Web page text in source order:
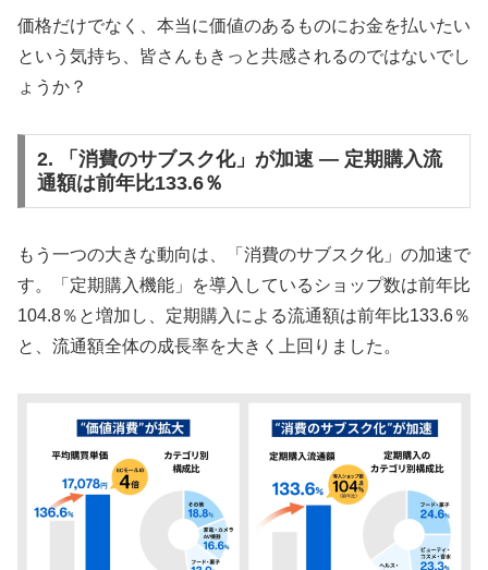
価格だけでなく、本当に価値のあるものにお金を払いたい
という気持ち、皆さんもきっと共感されるのではないでし
ょうか？
2. 「消費のサブスク化」が加速 — 定期購入流
通額は前年比133.6％
もう一つの大きな動向は、「消費のサブスク化」の加速で
す。「定期購入機能」を導入しているショップ数は前年比
104.8％と増加し、定期購入による流通額は前年比133.6％
と、流通額全体の成長率を大きく上回りました。